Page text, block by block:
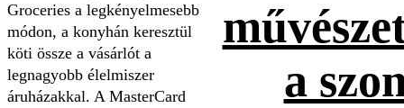
Groceries a legkényelmesebb
módon, a konyhán keresztül
köti össze a vásárlót a
legnagyobb élelmiszer
áruházakkal. A MasterCard
a